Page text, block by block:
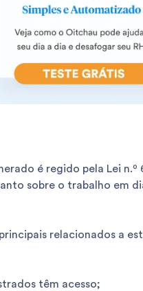
é regido pela Lei n.º
sobre o trabalho em
relacionados a
têm acesso;